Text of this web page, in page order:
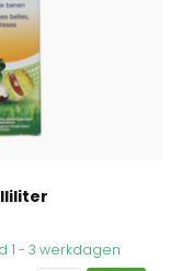
1 - 3 werkdagen